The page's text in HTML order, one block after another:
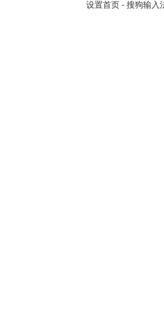
设置首页 - 搜狗输入